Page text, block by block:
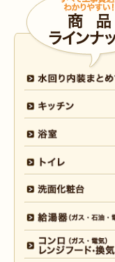
2026年4月6日
2026年4月6日
2026年3月25日
2026年3月12日
2026年3月12日
2026年3月5日
2026年3月2日
2026年2月23日
2026年2月6日
2026年2月5日
2026年1月31日
2026年1月31日